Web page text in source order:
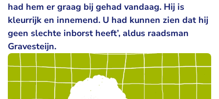
had hem er graag bij gehad vandaag. Hij is
kleurrijk en innemend. U had kunnen zien dat hij
geen slechte inborst heeft’, aldus raadsman
Gravesteijn.